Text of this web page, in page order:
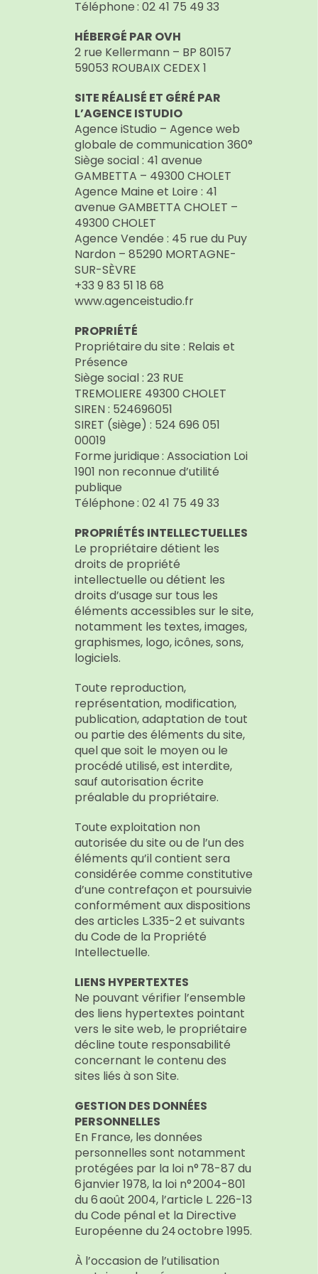
Nos Événements
Nous Contacter
Devenir Bénévole
Faire Un Don
Connexion-membre
Téléphone : 02 41 75 49 33
HÉBERGÉ PAR OVH
2 rue Kellermann – BP 80157
59053 ROUBAIX CEDEX 1
SITE RÉALISÉ ET GÉRÉ PAR
L’AGENCE ISTUDIO
Agence iStudio – Agence web
globale de communication 360°
Siège social : 41 avenue
GAMBETTA – 49300 CHOLET
Agence Maine et Loire : 41
avenue GAMBETTA CHOLET –
49300 CHOLET
Agence Vendée : 45 rue du Puy
Nardon – 85290 MORTAGNE-
SUR-SÈVRE
+33 9 83 51 18 68
www.agenceistudio.fr
PROPRIÉTÉ
Propriétaire du site : Relais et
Présence
Siège social : 23 RUE
TREMOLIERE 49300 CHOLET
SIREN : 524696051
SIRET (siège) : 524 696 051
00019
Forme juridique : Association Loi
1901 non reconnue d’utilité
publique
Téléphone : 02 41 75 49 33
PROPRIÉTÉS INTELLECTUELLES
Le propriétaire détient les
droits de propriété
intellectuelle ou détient les
droits d’usage sur tous les
éléments accessibles sur le site,
notamment les textes, images,
graphismes, logo, icônes, sons,
logiciels.
Toute reproduction,
représentation, modification,
publication, adaptation de tout
ou partie des éléments du site,
quel que soit le moyen ou le
procédé utilisé, est interdite,
sauf autorisation écrite
préalable du propriétaire.
Toute exploitation non
autorisée du site ou de l’un des
éléments qu’il contient sera
considérée comme constitutive
d’une contrefaçon et poursuivie
conformément aux dispositions
des articles L.335-2 et suivants
du Code de la Propriété
Intellectuelle.
LIENS HYPERTEXTES
Ne pouvant vérifier l’ensemble
des liens hypertextes pointant
vers le site web, le propriétaire
décline toute responsabilité
concernant le contenu des
sites liés à son Site.
GESTION DES DONNÉES
PERSONNELLES
En France, les données
personnelles sont notamment
protégées par la loi n° 78-87 du
6 janvier 1978, la loi n° 2004-801
du 6 août 2004, l’article L. 226-13
du Code pénal et la Directive
Européenne du 24 octobre 1995.
À l’occasion de l’utilisation